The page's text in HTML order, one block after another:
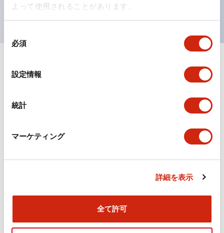
よって使用されることがあります。
必須
設定情報
統計
マーケティング
詳細を表示
全て許可
UL、CSA、TÜV、CCC認証品。
ドキュメントとファイル
カタログ
（日本語）
TWシリーズ コントロールユニット（2025年6月版）